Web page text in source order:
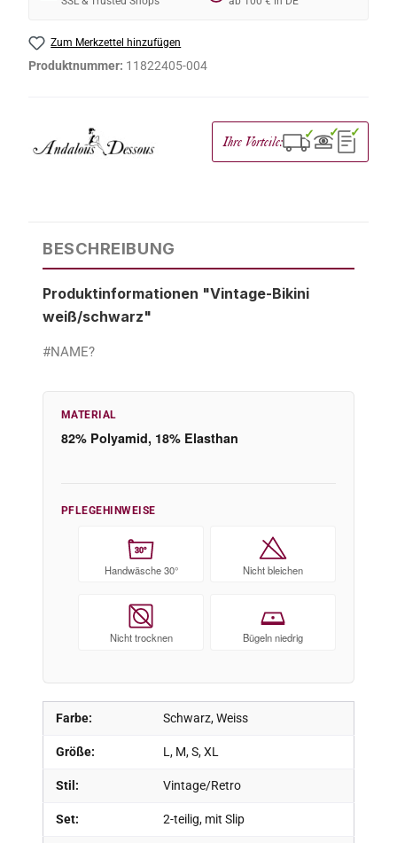
Zum Merkzettel hinzufügen
Produktnummer: 11822405-004
Ihre Vorteile: ✓ ✓ ✓
BESCHREIBUNG
Produktinformationen "Vintage-Bikini
weiß/schwarz"
#NAME?
Farbe: Schwarz, Weiss
Größe: L, M, S, XL
Stil: Vintage/Retro
Set: 2-teilig, mit Slip
MATERIAL
82% Polyamid, 18% Elasthan
PFLEGEHINWEISE
30°
Handwäsche 30° Nicht bleichen
Nicht trocknen Bügeln niedrig